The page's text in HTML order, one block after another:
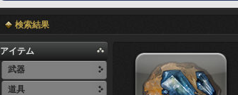
検索結果
アイテム
武器
道具